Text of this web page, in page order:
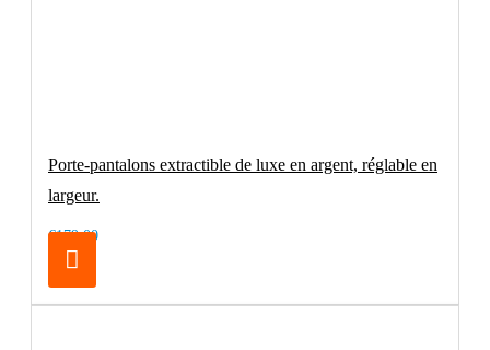
Porte-pantalons extractible de luxe en argent, réglable en
largeur.
€179.00